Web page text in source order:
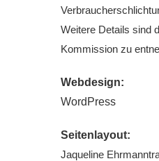
Weitere Details sind
Kommission zu
Webdesign:
WordPress
Seitenlayout:
Jaqueline